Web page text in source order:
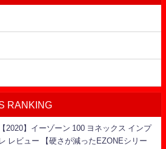
RANKING
【2020】イーゾーン 100 ヨネックス インプ
レ レビュー 【硬さが減ったEZONEシリー